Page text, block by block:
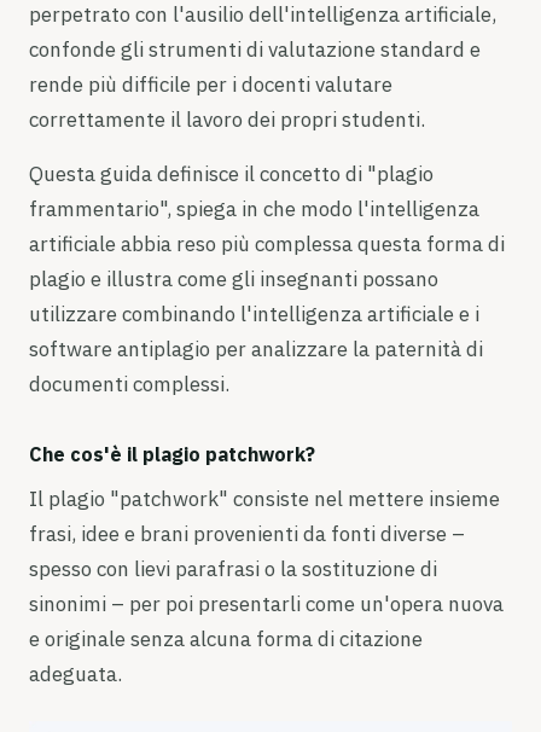
perpetrato con l'ausilio dell'intelligenza artificiale,
confonde gli strumenti di valutazione standard e
rende più difficile per i docenti valutare
correttamente il lavoro dei propri studenti.
Questa guida definisce il concetto di "plagio
frammentario", spiega in che modo l'intelligenza
artificiale abbia reso più complessa questa forma di
plagio e illustra come gli insegnanti possano
utilizzare combinando l'intelligenza artificiale e i
software antiplagio per analizzare la paternità di
documenti complessi.
Che cos'è il plagio patchwork?
Il plagio "patchwork" consiste nel mettere insieme
frasi, idee e brani provenienti da fonti diverse –
spesso con lievi parafrasi o la sostituzione di
sinonimi – per poi presentarli come un'opera nuova
e originale senza alcuna forma di citazione
adeguata.